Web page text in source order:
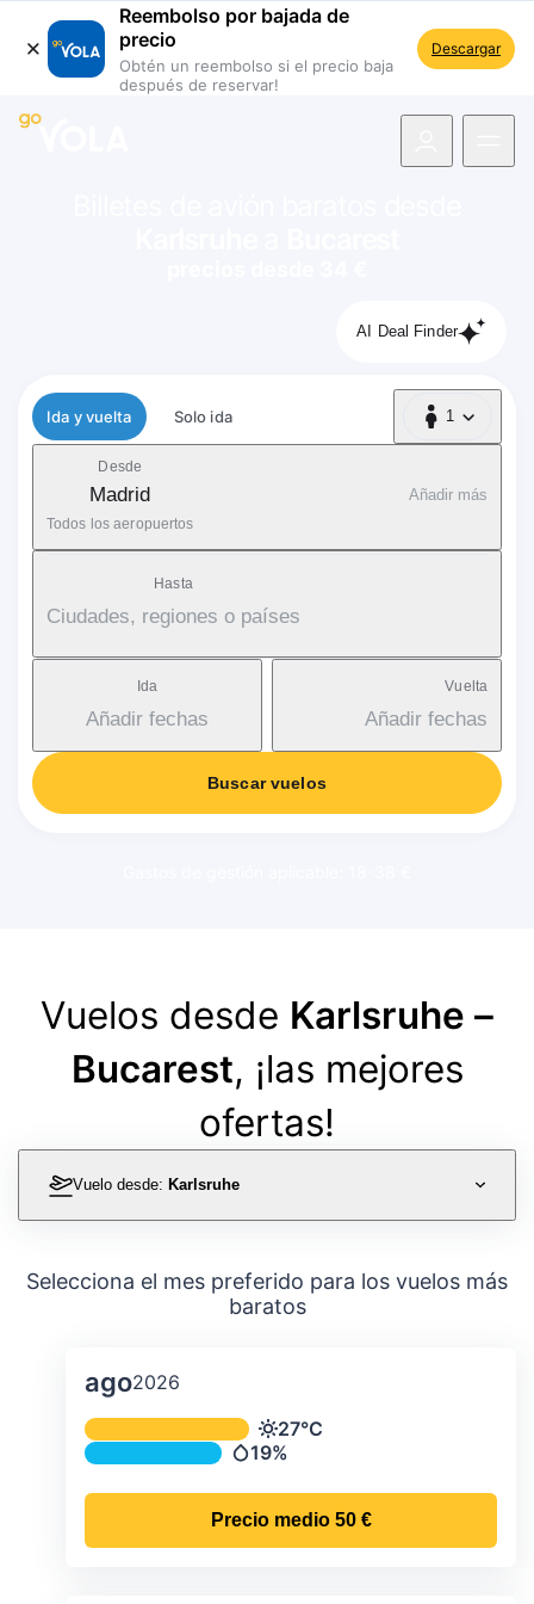
Reembolso por bajada de
precio
Obtén un reembolso si el precio baja
después de reservar!
Descargar
AI Deal Finder
Tipo de vuelo
Ida y vuelta Solo ida 1
1 Pasajero
Desde
Madrid
Todos los aeropuertos
Añadir más
Hasta
Ciudades, regiones o países
Ida
Añadir fechas
Vuelta
Añadir fechas
Buscar vuelos
Vuelos desde Karlsruhe –
Bucarest, ¡las mejores
ofertas!
Vuelo desde: Karlsruhe
Selecciona el mes preferido para los vuelos más
baratos
ago2026
Temperatura y precipitación media
Temperatura
27°C
Precipitación
19%
Precio medio 50 €